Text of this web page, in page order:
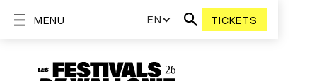
EN TICKETS
MENU